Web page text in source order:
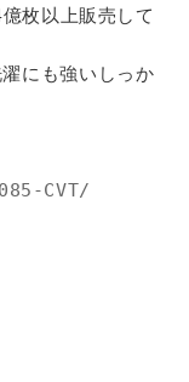
以上販売して
にも強いしっか
CVT/